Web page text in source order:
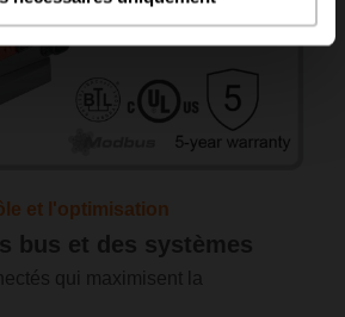
et l'optimisation
bus et des systèmes
qui maximisent la